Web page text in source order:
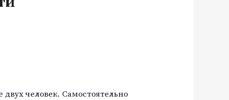
человек. Самостоятельно